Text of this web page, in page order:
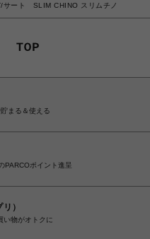
サート SLIM CHINO スリムチノ
まる＆使える
PARCOポイント進呈
）
い物がオトクに